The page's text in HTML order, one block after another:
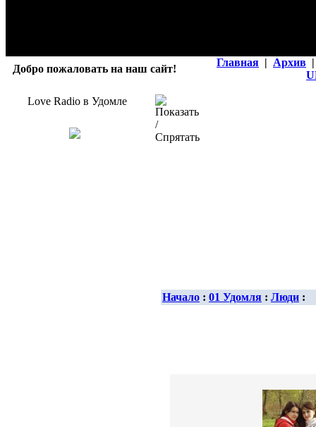
Добро пожаловать на наш сайт!
Главная | Архив |
Love Radio в Удомле
Начало : 01 Удомля : Люди :